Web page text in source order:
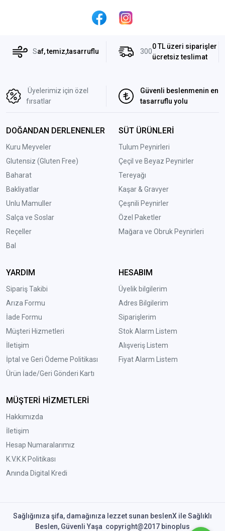
Saf, temiz,tasarruflu 300
0 TL üzeri siparişler
ücretsiz teslimat
Üyelerimiz için özel
fırsatlar
Güvenli beslenmenin en
tasarruflu yolu
DOĞANDAN DERLENENLER
Kuru Meyveler
Glutensiz (Gluten Free)
Baharat
Bakliyatlar
Unlu Mamuller
Salça ve Soslar
Reçeller
Bal
SÜT ÜRÜNLERİ
Tulum Peynirleri
Çeçil ve Beyaz Peynirler
Tereyağı
Kaşar & Gravyer
Çeşnili Peynirler
Özel Paketler
Mağara ve Obruk Peynirleri
YARDIM
Sipariş Takibi
Arıza Formu
İade Formu
Müşteri Hizmetleri
İletişim
İptal ve Geri Ödeme Politikası
Ürün İade/Geri Gönderi Kartı
HESABIM
Üyelik bilgilerim
Adres Bilgilerim
Siparişlerim
Stok Alarm Listem
Alışveriş Listem
Fiyat Alarm Listem
MÜŞTERİ HİZMETLERİ
Hakkımızda
İletişim
Hesap Numaralarımız
K.V.K.K Politikası
Anında Digital Kredi
Sağlığınıza şifa, damağınıza lezzet sunan beslenX ile Sağlıklı
Beslen, Güvenli Yaşa copyright@2017 binoplus